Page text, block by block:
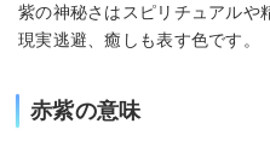
紫の神秘さはスピリチュアルや
現実逃避、癒しも表す色です。
赤紫の意味